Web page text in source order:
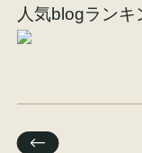
人気blogランキ